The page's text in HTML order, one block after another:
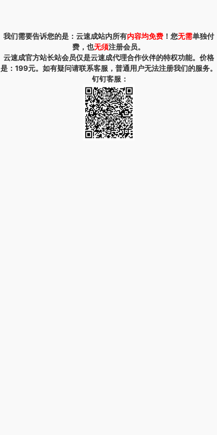
我们需要告诉您的是：云速成站内所有内容均免费！您无需单独付
费，也无须注册会员。
云速成官方站长站会员仅是云速成代理合作伙伴的特权功能。价格
是：199元。如有疑问请联系客服，普通用户无法注册我们的服务。
钉钉客服：